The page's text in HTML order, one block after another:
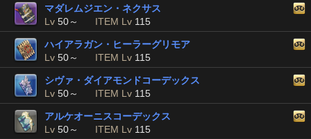
マダレムジエン・ネクサス
Lv 50～ ITEM Lv 115
ハイアラガン・ヒーラーグリモア
Lv 50～ ITEM Lv 115
シヴァ・ダイアモンドコーデックス
Lv 50～ ITEM Lv 115
アルケオーニスコーデックス
Lv 50～ ITEM Lv 115